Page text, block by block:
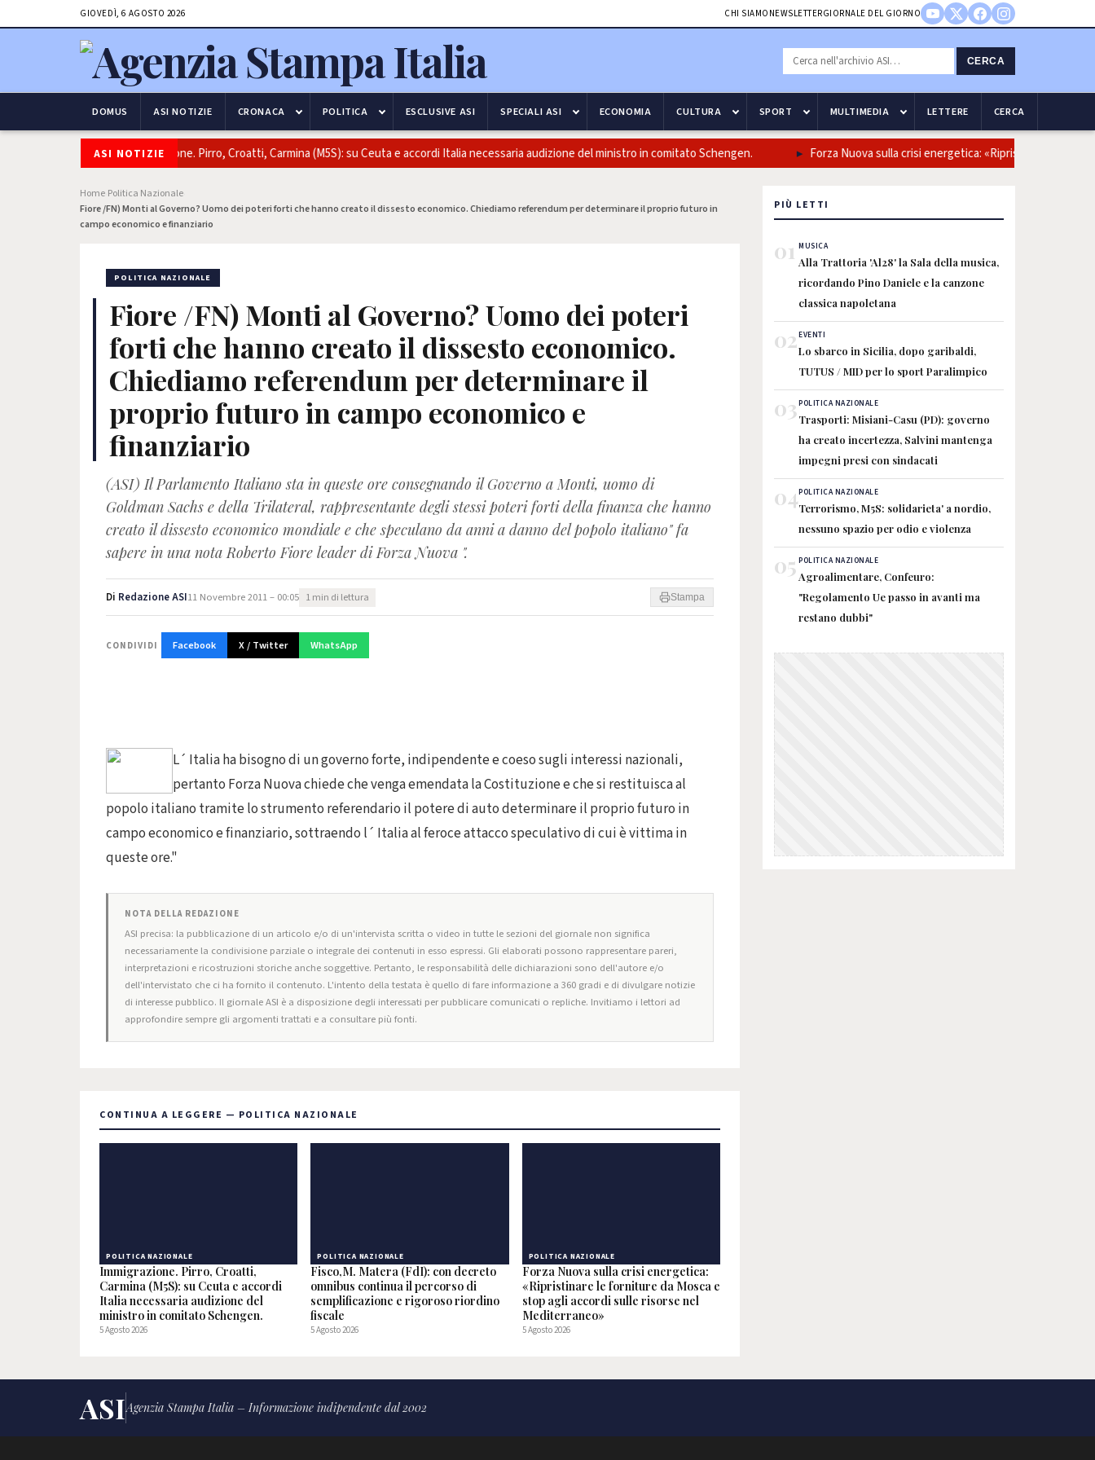
GIOVEDÌ, 6 AGOSTO 2026 CHI SIAMO NEWSLETTERGIORNALE DEL GIORNO
CERCA
DOMUS ASI NOTIZIE CRONACA POLITICA ESCLUSIVE ASI SPECIALI ASI ECONOMIA CULTURA SPORT MULTIMEDIA LETTERE CERCA
ASI NOTIZIE
Immigrazione. Pirro, Croatti, Carmina (M5S): su Ceuta e accordi Italia necessaria audizione del ministro in comitato Schengen. Forza Nuova sulla crisi energetica: «Ripristinare le
Home Politica Nazionale
Fiore /FN) Monti al Governo? Uomo dei poteri forti che hanno creato il dissesto economico. Chiediamo referendum per determinare il proprio futuro in
campo economico e finanziario
POLITICA NAZIONALE
Fiore /FN) Monti al Governo? Uomo dei poteri
forti che hanno creato il dissesto economico.
Chiediamo referendum per determinare il
proprio futuro in campo economico e
finanziario
(ASI) Il Parlamento Italiano sta in queste ore consegnando il Governo a Monti, uomo di
Goldman Sachs e della Trilateral, rappresentante degli stessi poteri forti della finanza che hanno
creato il dissesto economico mondiale e che speculano da anni a danno del popolo italiano" fa
sapere in una nota Roberto Fiore leader di Forza Nuova ".
Di Redazione ASI11 Novembre 2011 – 00:05 1 min di lettura Stampa
CONDIVIDI Facebook X / Twitter WhatsApp
L´ Italia ha bisogno di un governo forte, indipendente e coeso sugli interessi nazionali,
pertanto Forza Nuova chiede che venga emendata la Costituzione e che si restituisca al
popolo italiano tramite lo strumento referendario il potere di auto determinare il proprio futuro in
campo economico e finanziario, sottraendo l´ Italia al feroce attacco speculativo di cui è vittima in
queste ore."
NOTA DELLA REDAZIONE
ASI precisa: la pubblicazione di un articolo e/o di un'intervista scritta o video in tutte le sezioni del giornale non significa
necessariamente la condivisione parziale o integrale dei contenuti in esso espressi. Gli elaborati possono rappresentare pareri,
interpretazioni e ricostruzioni storiche anche soggettive. Pertanto, le responsabilità delle dichiarazioni sono dell'autore e/o
dell'intervistato che ci ha fornito il contenuto. L'intento della testata è quello di fare informazione a 360 gradi e di divulgare notizie
di interesse pubblico. Il giornale ASI è a disposizione degli interessati per pubblicare comunicati o repliche. Invitiamo i lettori ad
approfondire sempre gli argomenti trattati e a consultare più fonti.
CONTINUA A LEGGERE — POLITICA NAZIONALE
POLITICA NAZIONALE
Immigrazione. Pirro, Croatti,
Carmina (M5S): su Ceuta e accordi
Italia necessaria audizione del
ministro in comitato Schengen.
5 Agosto 2026
POLITICA NAZIONALE
Fisco,M. Matera (FdI): con decreto
omnibus continua il percorso di
semplificazione e rigoroso riordino
fiscale
5 Agosto 2026
POLITICA NAZIONALE
Forza Nuova sulla crisi energetica:
«Ripristinare le forniture da Mosca e
stop agli accordi sulle risorse nel
Mediterraneo»
5 Agosto 2026
PIÙ LETTI
01 MUSICA
Alla Trattoria 'Al28' la Sala della musica,
ricordando Pino Daniele e la canzone
classica napoletana
02EVENTI
Lo sbarco in Sicilia, dopo garibaldi,
TUTUS / MID per lo sport Paralimpico
03POLITICA NAZIONALE
Trasporti: Misiani-Casu (PD): governo
ha creato incertezza, Salvini mantenga
impegni presi con sindacati
04POLITICA NAZIONALE
Terrorismo, M5S: solidarieta' a nordio,
nessuno spazio per odio e violenza
05 POLITICA NAZIONALE
Agroalimentare, Confeuro:
"Regolamento Ue passo in avanti ma
restano dubbi"
ASIAgenzia Stampa Italia – Informazione indipendente dal 2002